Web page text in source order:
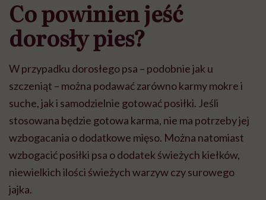
Co powinien jeść
dorosły pies?
W przypadku dorosłego psa – podobnie jak u
szczeniąt – można podawać zarówno karmy mokre i
suche, jak i samodzielnie gotować posiłki. Jeśli
stosowana będzie gotowa karma, nie ma potrzeby jej
wzbogacania o dodatkowe mięso. Można natomiast
wzbogacić posiłki psa o dodatek świeżych kiełków,
niewielkich ilości świeżych warzyw czy surowego
jajka.